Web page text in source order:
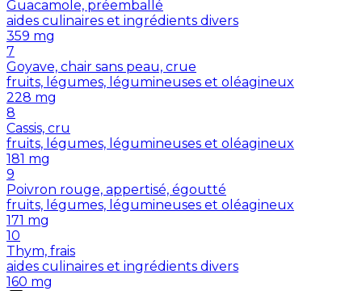
Guacamole, préemballé
aides culinaires et ingrédients divers
359 mg
7
Goyave, chair sans peau, crue
fruits, légumes, légumineuses et oléagineux
228 mg
8
Cassis, cru
fruits, légumes, légumineuses et oléagineux
181 mg
9
Poivron rouge, appertisé, égoutté
fruits, légumes, légumineuses et oléagineux
171 mg
10
Thym, frais
aides culinaires et ingrédients divers
160 mg